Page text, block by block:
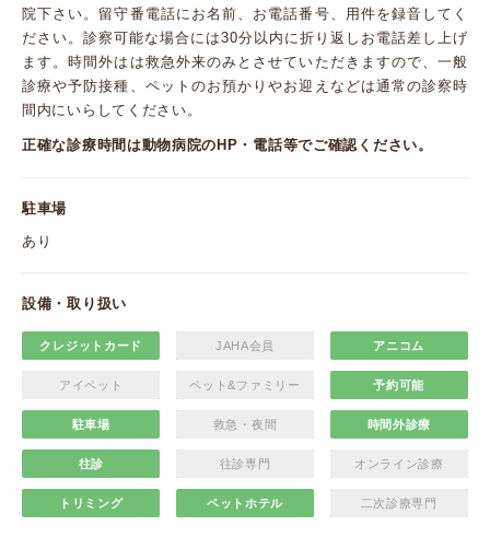
院下さい。留守番電話にお名前、お電話番号、用件を録音してく
ださい。診察可能な場合には30分以内に折り返しお電話差し上げ
ます。時間外はは救急外来のみとさせていただきますので、一般
診療や予防接種、ペットのお預かりやお迎えなどは通常の診察時
間内にいらしてください。
正確な診療時間は動物病院のHP・電話等でご確認ください。
駐車場
あり
設備・取り扱い
クレジットカード JAHA会員 アニコム
アイペット ペット&ファミリー 予約可能
駐車場 救急・夜間 時間外診療
往診 往診専門 オンライン診療
トリミング ペットホテル 二次診療専門